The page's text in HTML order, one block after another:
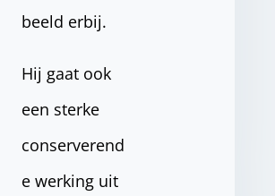
beeld erbij.
Hij gaat ook
een sterke
conserverend
e werking uit